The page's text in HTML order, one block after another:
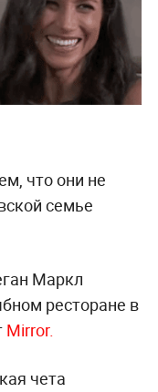
что они не
семье
Маркл
ресторане в
Mirror.
чета